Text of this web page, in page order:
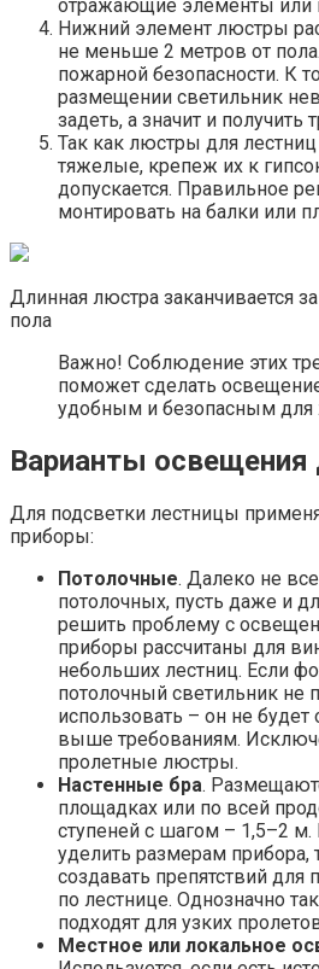
отражающие элементы или
Нижний элемент люстры
не меньше 2 метров от
пожарной безопасности. К
размещении светильник
задеть, а значит и получить
Так как люстры для
тяжелые, крепеж их к
допускается. Правильное
монтировать на балки или
Длинная люстра заканчивается
пола
Важно! Соблюдение этих
поможет сделать
удобным и безопасным
Варианты освещения
Для подсветки лестницы
приборы:
Потолочные. Далеко не
потолочных, пусть даже и
решить проблему с
приборы рассчитаны для
небольших лестниц. Если
потолочный светильник не
использовать – он не
выше требованиям.
пролетные люстры.
Настенные бра.
площадках или по всей
ступеней с шагом – 1,5–2 м.
уделить размерам прибора,
создавать препятствий
по лестнице. Однозначно
подходят для узких
Местное или локальное